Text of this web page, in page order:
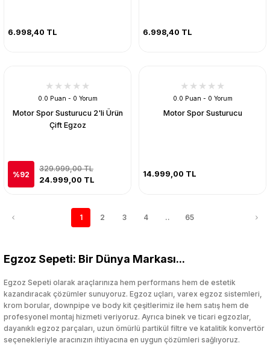
6.998,40 TL 6.998,40 TL
0.0 Puan - 0 Yorum
Motor Spor Susturucu 2'li Ürün
Çift Egzoz
%92
329.999,00 TL
24.999,00 TL
0.0 Puan - 0 Yorum
Motor Spor Susturucu
14.999,00 TL
1 2 3 4 .. 65
Egzoz Sepeti: Bir Dünya Markası...
Egzoz Sepeti olarak araçlarınıza hem performans hem de estetik
kazandıracak çözümler sunuyoruz. Egzoz uçları, varex egzoz sistemleri,
krom borular, downpipe ve body kit çeşitlerimiz ile hem satış hem de
profesyonel montaj hizmeti veriyoruz. Ayrıca binek ve ticari egzozlar,
dayanıklı egzoz parçaları, uzun ömürlü partikül filtre ve katalitik konvertör
seçenekleriyle aracınızın ihtiyacına en uygun çözümleri sağlıyoruz.